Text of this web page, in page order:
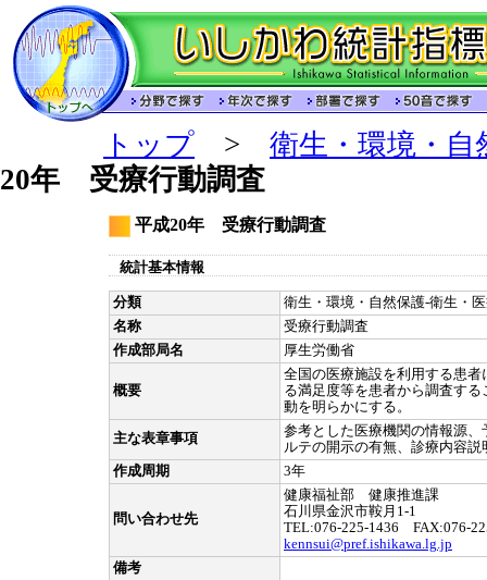
トップ > 衛生・環境・自
20年 受療行動調査
平成20年 受療行動調査
統計基本情報
分類
衛生・環境・自然保護-衛生・
名称
受療行動調査
作成部局名
厚生労働省
概要
全国の医療施設を利用する患
る満足度等を患者から調査す
動を明らかにする。
主な表章事項
参考とした医療機関の情報源
ルテの開示の有無、診療内容説
作成周期
3年
問い合わせ先
健康福祉部 健康推進課
石川県金沢市鞍月1-1
TEL:076-225-1436 FAX:076-
kennsui@pref.ishikawa.lg.jp
備考